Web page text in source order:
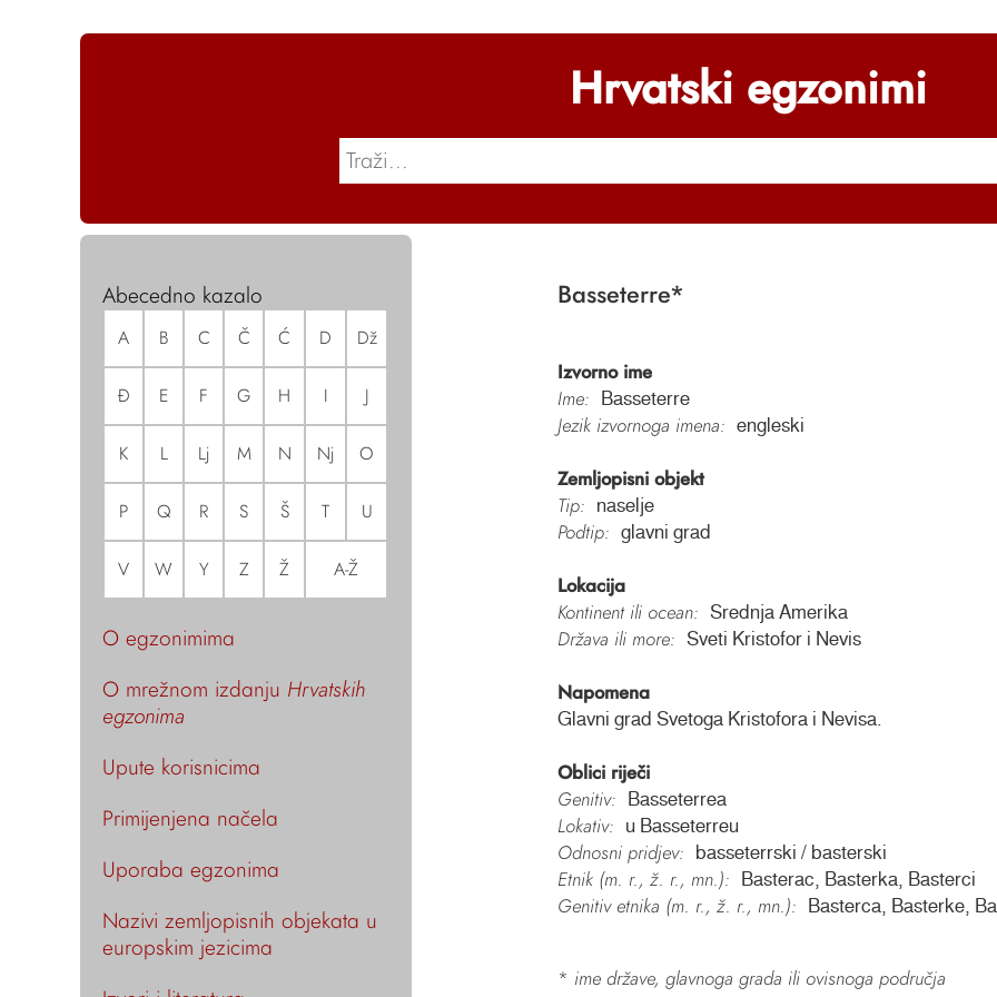
Hrvatski egzonimi
Abecedno kazalo
A B C Č Ć D Dž
Đ E F G H I J
K L Lj M N Nj O
P Q R S Š T U
V W Y Z Ž A-Ž
O egzonimima
O mrežnom izdanju Hrvatskih
egzonima
Upute korisnicima
Primijenjena načela
Uporaba egzonima
Nazivi zemljopisnih objekata u
europskim jezicima
Basseterre*
Izvorno ime
Ime:
Basseterre
Jezik izvornoga imena: engleski
Zemljopisni objekt
Tip:
naselje
Podtip: glavni grad
Lokacija
Kontinent ili ocean:
Srednja Amerika
Država ili more: Sveti Kristofor i Nevis
Napomena
Glavni grad Svetoga Kristofora i Nevisa.
Oblici riječi
Genitiv:
Basseterrea
Lokativ: u Basseterreu
Odnosni pridjev: basseterrski / basterski
Etnik (m. r., ž. r., mn.): Basterac, Basterka, Basterci
Genitiv etnika (m. r., ž. r., mn.): Basterca, Basterke,
* ime države, glavnoga grada ili ovisnoga područja